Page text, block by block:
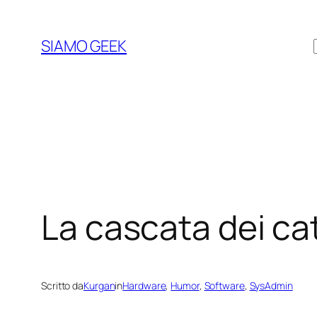
contenuto
SIAMO GEEK
La cascata dei
Scritto daKurganinHardware, Humor, Software, SysAdmin